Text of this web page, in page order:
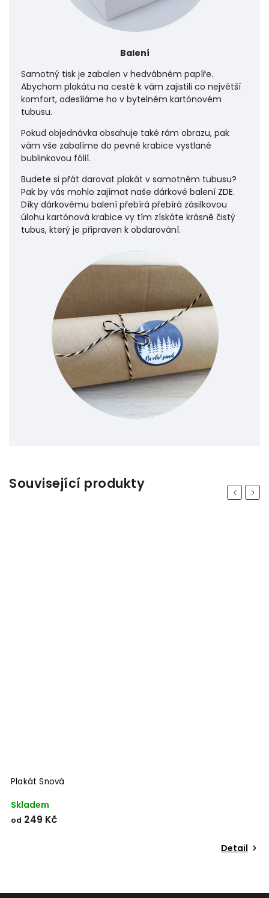
Balení
Samotný tisk je zabalen v hedvábném papíře.
Abychom plakátu na cestě k vám zajistili co největší
komfort, odesíláme ho v bytelném kartónovém
tubusu.
Pokud objednávka obsahuje také rám obrazu, pak
vám vše zabalíme do pevné krabice vystlané
bublinkovou fólií.
Budete si přát darovat plakát v samotném tubusu?
Pak by vás mohlo zajímat naše dárkové balení ZDE.
Díky dárkovému balení přebírá přebírá zásilkovou
úlohu kartónová krabice vy tím získáte krásně čistý
tubus, který je připraven k obdarování.
Související produkty Previous
Plakát Snová
Skladem
od 249 Kč
Detail
Next